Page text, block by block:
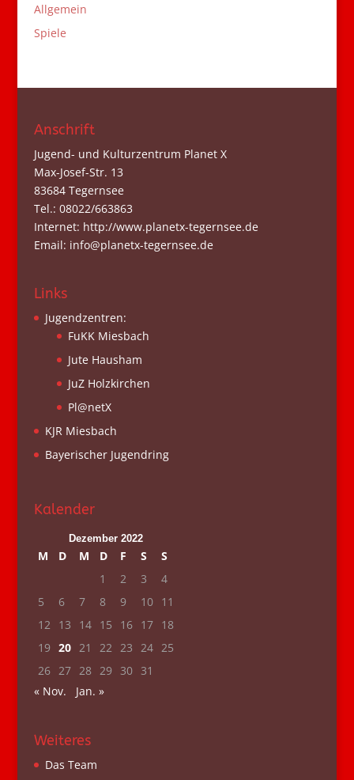
Allgemein
Spiele
Anschrift
Jugend- und Kulturzentrum Planet X
Max-Josef-Str. 13
83684 Tegernsee
Tel.: 08022/663863
Internet: http://www.planetx-tegernsee.de
Email: info@planetx-tegernsee.de
Links
Jugendzentren:
FuKK Miesbach
Jute Hausham
JuZ Holzkirchen
Pl@netX
KJR Miesbach
Bayerischer Jugendring
Kalender
Dezember 2022
M D M D F S
S
1
2 3
4
5
6 7 8 9 10
11
12
13 14 15 16 17
18
19 20 21 22 23 24 25
26 27 28 29 30
31
« Nov.
Jan. »
Weiteres
Das Team